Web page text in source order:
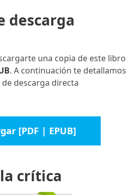
descarga
una copia de este libro
. A continuación te detallamos
descarga directa
[PDF | EPUB]
crítica